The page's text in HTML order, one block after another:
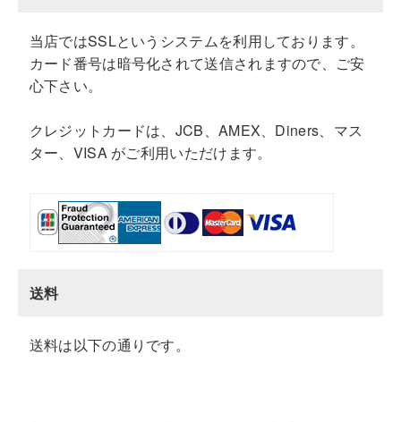
当店ではSSLというシステムを利用しております。
カード番号は暗号化されて送信されますので、ご安
心下さい。
クレジットカードは、JCB、AMEX、Diners、マス
ター、VISA がご利用いただけます。
送料
送料は以下の通りです。